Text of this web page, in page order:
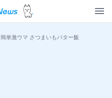
簡単激ウマ さつまいもバター飯